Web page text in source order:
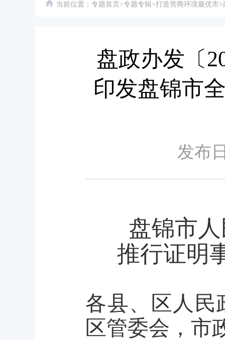
当前位置： 专题首页 >专题专辑>打造营商环境最优市>
盘政办发〔
印发盘锦市
发布
盘锦市
推行证明
各县、区人民
区管委会，市